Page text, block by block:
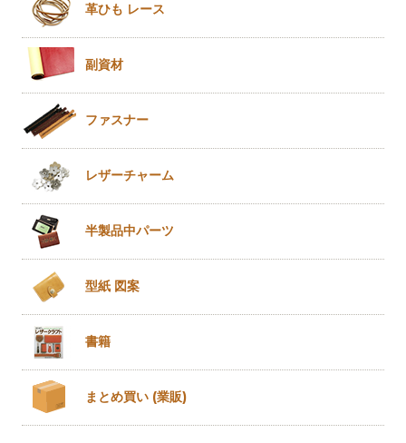
革ひも レース
副資材
ファスナー
レザーチャーム
半製品中パーツ
型紙 図案
書籍
まとめ買い (業販)